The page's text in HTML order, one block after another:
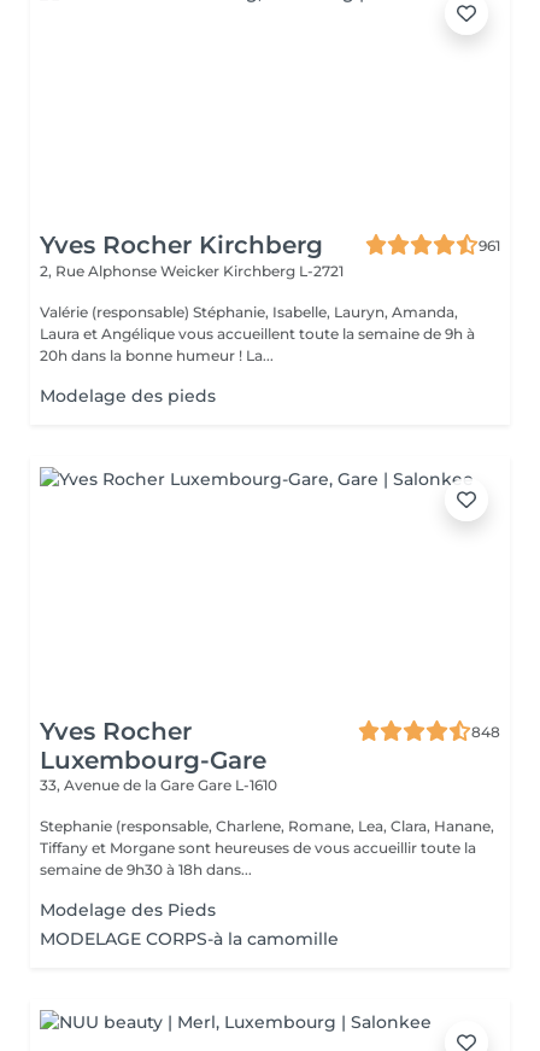
Yves Rocher Kirchberg
961
2, Rue Alphonse Weicker Kirchberg L-2721
Valérie (responsable) Stéphanie, Isabelle, Lauryn, Amanda,
Laura et Angélique vous accueillent toute la semaine de 9h à
20h dans la bonne humeur ! La...
Modelage des pieds
Yves Rocher
Luxembourg-Gare
848
33, Avenue de la Gare Gare L-1610
Stephanie (responsable, Charlene, Romane, Lea, Clara, Hanane,
Tiffany et Morgane sont heureuses de vous accueillir toute la
semaine de 9h30 à 18h dans...
Modelage des Pieds
MODELAGE CORPS-à la camomille